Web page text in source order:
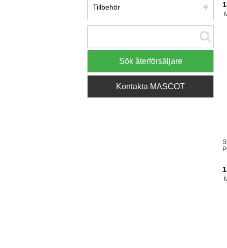
Tillbehör
Sök återförsäljare
Kontakta MASCOT